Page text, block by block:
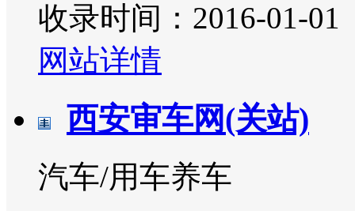
收录时间：2016-01-01
网站详情
西安审车网(关站)
汽车/用车养车